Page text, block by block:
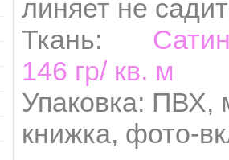
линяет не
Ткань:
146 гр/ кв. м
Упаковка: ПВХ,
книжка, фото-